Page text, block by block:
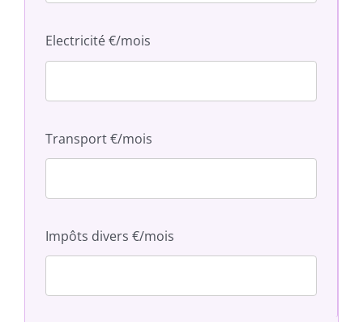
Electricité €/mois
Transport €/mois
Impôts divers €/mois